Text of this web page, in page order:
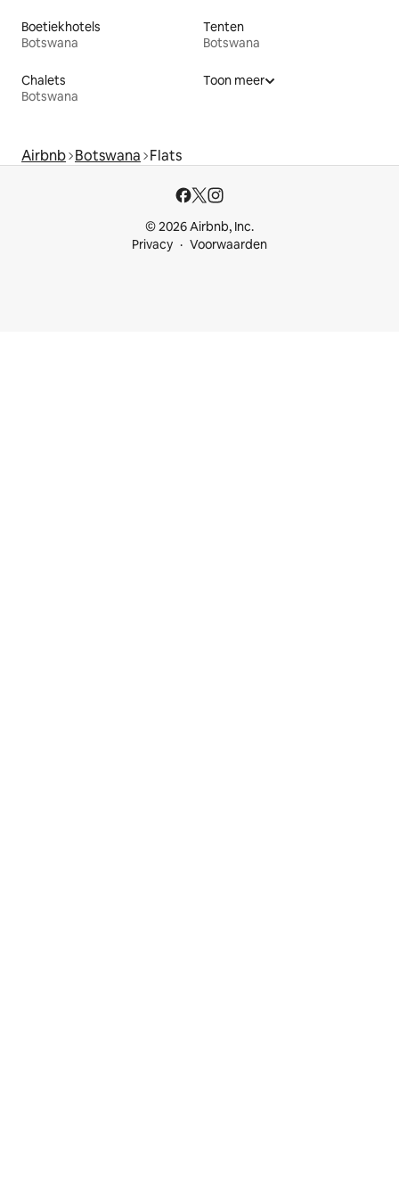
Boetiekhotels
Botswana
Tenten
Botswana
Chalets
Botswana
Toon meer
Airbnb Botswana Flats
© 2026 Airbnb, Inc.
Privacy
Voorwaarden